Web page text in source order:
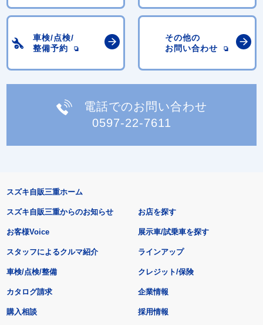
車検/点検/
整備予約
その他の
お問い合わせ
電話でのお問い合わせ
0597-22-7611
スズキ自販三重ホーム
スズキ自販三重からのお知らせ
お客様Voice
スタッフによるクルマ紹介
お店を探す
展示車/試乗車を探す
ラインアップ
車検/点検/整備 クレジット/保険
カタログ請求
購入相談
企業情報
採用情報